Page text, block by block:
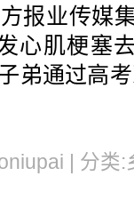
报业传媒
心肌梗塞
弟通过高
| 分类